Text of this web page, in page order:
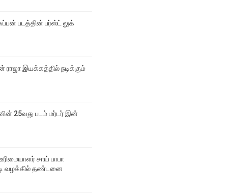
படத்தின் பர்ஸ்ட் லுக்
இயக்கத்தில் நடிக்கும்
25வது படம் மர்டர் இன்
சாய் பாபா
வழக்கில் தண்டனை